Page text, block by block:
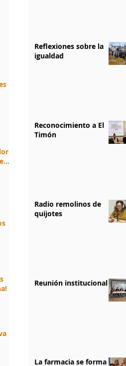
:
Reflexiones sobre la
igualdad
Reconocimiento a El
Timón
Radio remolinos de
quijotes
Reunión institucional
La farmacia se forma